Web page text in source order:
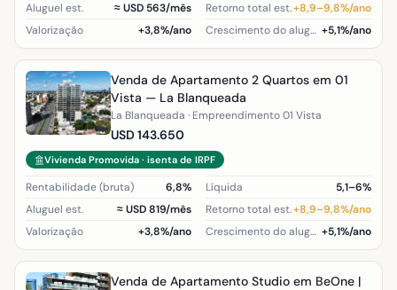
Aluguel est.
≈ USD 563/mês Retorno total est.+8,9–9,8%/ano
Valorização
+3,8%/ano Crescimento do aluguel (região) +5,1%/ano
Venda de Apartamento 2 Quartos em 01
Vista — La Blanqueada
La Blanqueada · Empreendimento 01 Vista
USD 143.650
Vivienda Promovida · isenta de IRPF
Rentabilidade (bruta) 6,8% Líquida
5,1–6%
Aluguel est.
≈ USD 819/mês Retorno total est.+8,9–9,8%/ano
Valorização
+3,8%/ano Crescimento do aluguel (região) +5,1%/ano
Venda de Apartamento Studio em BeOne |